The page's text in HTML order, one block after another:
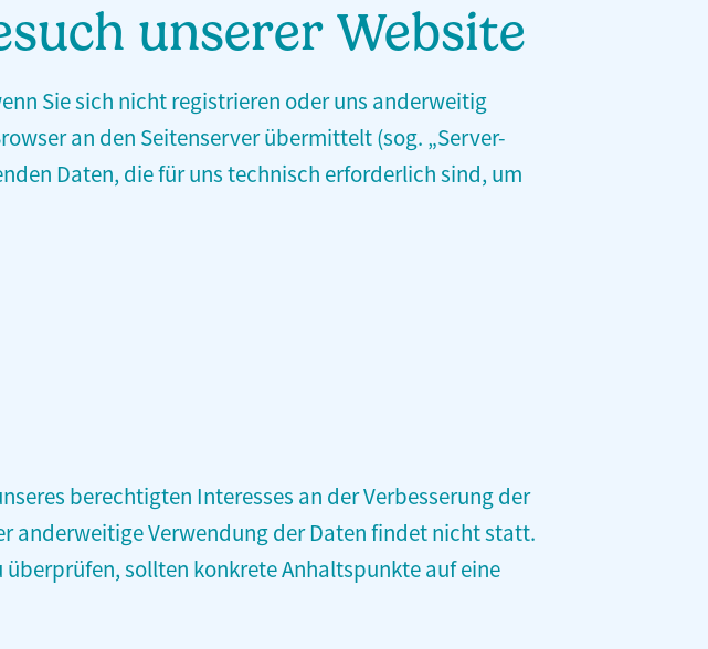
unserer Website
Sie sich nicht registrieren oder uns anderweitig
an den Seitenserver übermittelt (sog. „Server-
Daten, die für uns technisch erforderlich sind, um
berechtigten Interesses an der Verbesserung der
anderweitige Verwendung der Daten findet nicht statt.
sollten konkrete Anhaltspunkte auf eine